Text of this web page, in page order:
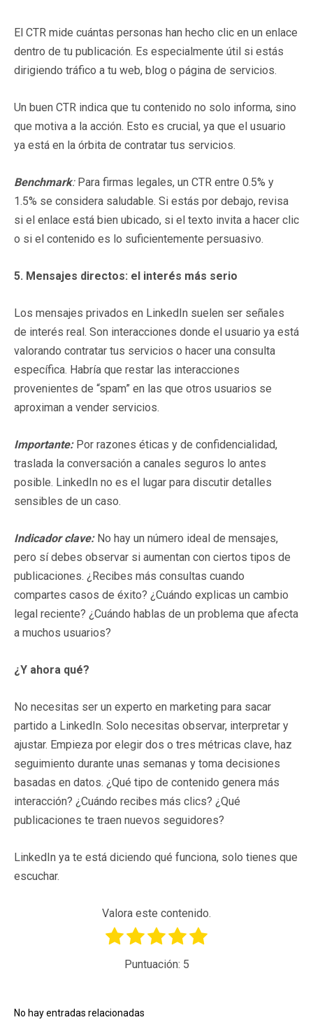
El CTR mide cuántas personas han hecho clic en un enlace
dentro de tu publicación. Es especialmente útil si estás
dirigiendo tráfico a tu web, blog o página de servicios.
Un buen CTR indica que tu contenido no solo informa, sino
que motiva a la acción. Esto es crucial, ya que el usuario
ya está en la órbita de contratar tus servicios.
Benchmark:Para firmas legales, un CTR entre 0.5% y
1.5% se considera saludable. Si estás por debajo, revisa
si el enlace está bien ubicado, si el texto invita a hacer clic
o si el contenido es lo suficientemente persuasivo.
5. Mensajes directos: el interés más serio
Los mensajes privados en LinkedIn suelen ser señales
de interés real. Son interacciones donde el usuario ya está
valorando contratar tus servicios o hacer una consulta
específica. Habría que restar las interacciones
provenientes de “spam” en las que otros usuarios se
aproximan a vender servicios.
Importante:Por razones éticas y de confidencialidad,
traslada la conversación a canales seguros lo antes
posible. LinkedIn no es el lugar para discutir detalles
sensibles de un caso.
Indicador clave:No hay un número ideal de mensajes,
pero sí debes observar si aumentan con ciertos tipos de
publicaciones. ¿Recibes más consultas cuando
compartes casos de éxito? ¿Cuándo explicas un cambio
legal reciente? ¿Cuándo hablas de un problema que afecta
a muchos usuarios?
¿Y ahora qué?
No necesitas ser un experto en marketing para sacar
partido a LinkedIn. Solo necesitas observar, interpretar y
ajustar. Empieza por elegir dos o tres métricas clave, haz
seguimiento durante unas semanas y toma decisiones
basadas en datos. ¿Qué tipo de contenido genera más
interacción? ¿Cuándo recibes más clics? ¿Qué
publicaciones te traen nuevos seguidores?
LinkedIn ya te está diciendo qué funciona, solo tienes que
escuchar.
Valora este contenido.
Puntuación: 5
No hay entradas relacionadas